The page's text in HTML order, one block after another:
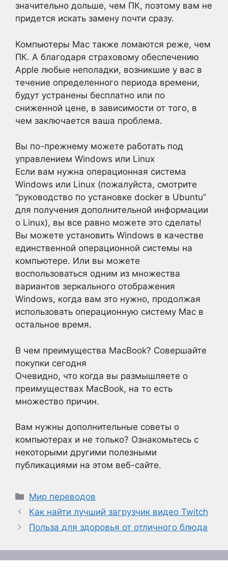
значительно дольше, чем ПК, поэтому вам не
придется искать замену почти сразу.
Компьютеры Mac также ломаются реже, чем
ПК. А благодаря страховому обеспечению
Apple любые неполадки, возникшие у вас в
течение определенного периода времени,
будут устранены бесплатно или по
сниженной цене, в зависимости от того, в
чем заключается ваша проблема.
Вы по-прежнему можете работать под
управлением Windows или Linux
Если вам нужна операционная система
Windows или Linux (пожалуйста, смотрите
“руководство по установке docker в Ubuntu”
для получения дополнительной информации
о Linux), вы все равно можете это сделать!
Вы можете установить Windows в качестве
единственной операционной системы на
компьютере. Или вы можете
воспользоваться одним из множества
вариантов зеркального отображения
Windows, когда вам это нужно, продолжая
использовать операционную систему Mac в
остальное время.
В чем преимущества MacBook? Совершайте
покупки сегодня
Очевидно, что когда вы размышляете о
преимуществах MacBook, на то есть
множество причин.
Вам нужны дополнительные советы о
компьютерах и не только? Ознакомьтесь с
некоторыми другими полезными
публикациями на этом веб-сайте.
Рубрики
Мир переводов
Как найти лучший загрузчик видео Twitch
Польза для здоровья от отличного блюда